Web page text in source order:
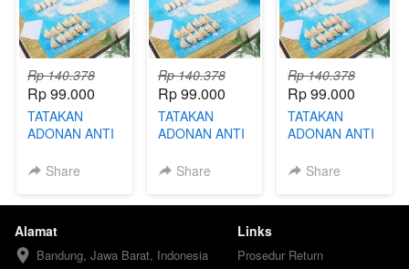
Rp 140.378
Rp 99.000
TATAKAN
ADONAN ANTI
FBYShare
Rp 140.378
Rp 99.000
TATAKAN
ADONAN ANTI
Share
Rp 140.378
Rp 99.000
TATAKAN
ADONAN ANTI
TKDShare
Alamat
Bandung, Jawa Barat, Indonesia
Links
Prosedur Return